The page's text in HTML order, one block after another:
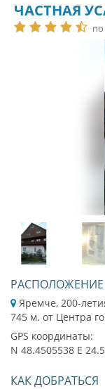
ЧАСТНАЯ
РАСПОЛОЖЕНИЕ
Яремче, 200-
745 м. от Центра
GPS координаты:
N 48.4505538 E
КАК ДОБРАТЬСЯ